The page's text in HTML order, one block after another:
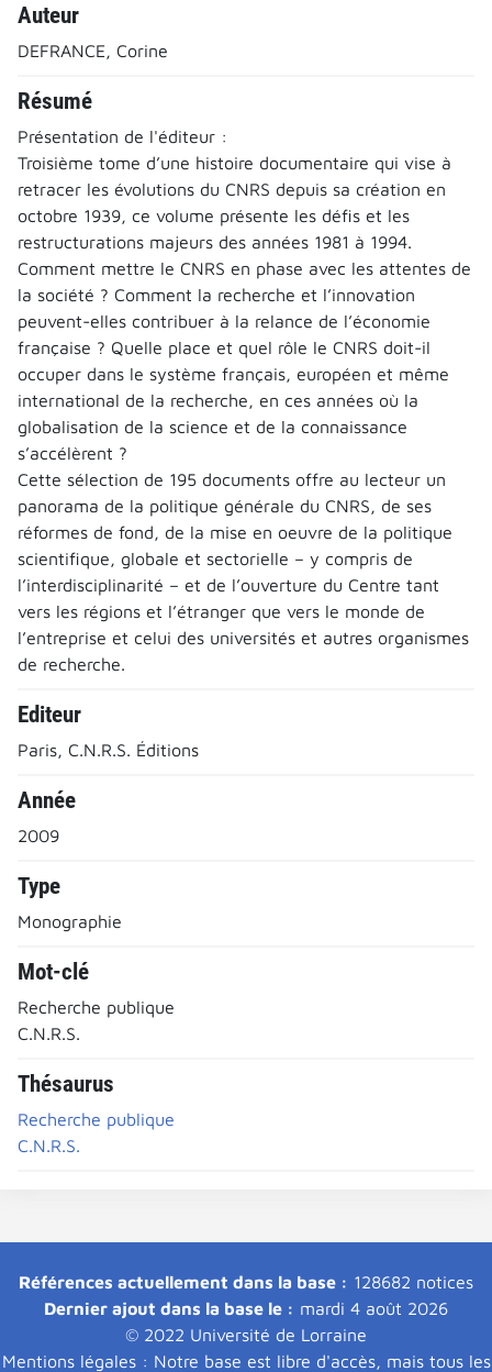
Auteur
DEFRANCE, Corine
Résumé
Présentation de l'éditeur :
Troisième tome d’une histoire documentaire qui vise à
retracer les évolutions du CNRS depuis sa création en
octobre 1939, ce volume présente les défis et les
restructurations majeurs des années 1981 à 1994.
Comment mettre le CNRS en phase avec les attentes de
la société ? Comment la recherche et l’innovation
peuvent-elles contribuer à la relance de l’économie
française ? Quelle place et quel rôle le CNRS doit-il
occuper dans le système français, européen et même
international de la recherche, en ces années où la
globalisation de la science et de la connaissance
s’accélèrent ?
Cette sélection de 195 documents offre au lecteur un
panorama de la politique générale du CNRS, de ses
réformes de fond, de la mise en oeuvre de la politique
scientifique, globale et sectorielle – y compris de
l’interdisciplinarité – et de l’ouverture du Centre tant
vers les régions et l’étranger que vers le monde de
l’entreprise et celui des universités et autres organismes
de recherche.
Editeur
Paris, C.N.R.S. Éditions
Année
2009
Type
Monographie
Mot-clé
Recherche publique
C.N.R.S.
Thésaurus
Recherche publique
C.N.R.S.
Références actuellement dans la base : 128682 notices
Dernier ajout dans la base le : mardi 4 août 2026
© 2022 Université de Lorraine
Mentions légales : Notre base est libre d'accès, mais tous les